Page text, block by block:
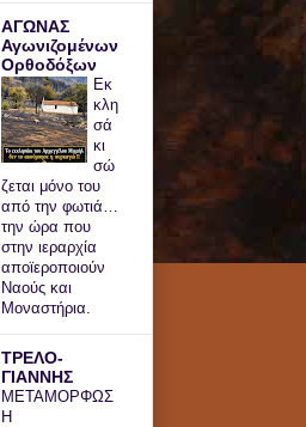
ΑΓΩΝΑΣ
Αγωνιζομένων
Ορθοδόξων
Εκ
κλη
σά
κι
σώ
ζεται μόνο του
από την φωτιά…
την ώρα που
στην ιεραρχία
αποϊεροποιούν
Ναούς και
Μοναστήρια.
ΤΡΕΛΟ-
ΓΙΑΝΝΗΣ
ΜΕΤΑΜΟΡΦΩΣ
Η